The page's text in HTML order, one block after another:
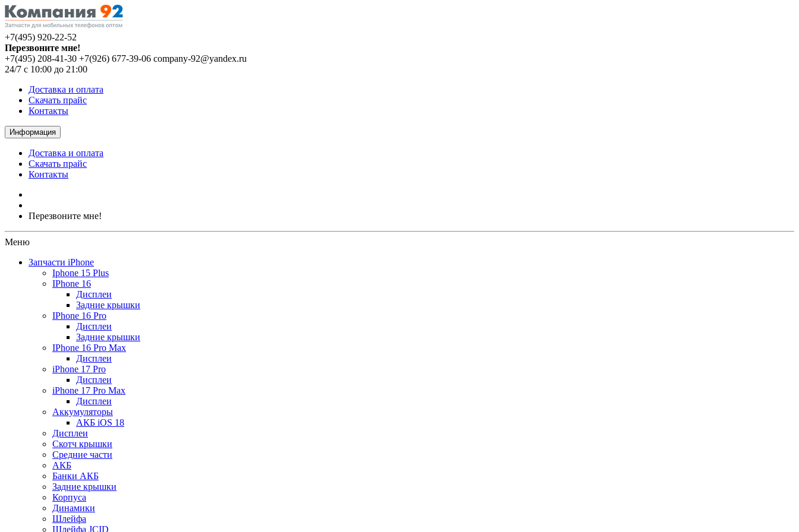
+7(495) 920-22-52
Перезвоните мне!
+7(495) 208-41-30 +7(926) 677-39-06 company-92@yandex.ru
24/7 с 10:00 до 21:00
Доставка и оплата
Скачать прайс
Контакты
Информация
Доставка и оплата
Скачать прайс
Контакты
Перезвоните мне!
Меню
Запчасти iPhone
Iphone 15 Plus
IPhone 16
Дисплеи
Задние крышки
IPhone 16 Pro
Дисплеи
Задние крышки
IPhone 16 Pro Max
Дисплеи
iPhone 17 Pro
Дисплеи
iPhone 17 Pro Max
Дисплеи
Аккумуляторы
АКБ iOS 18
Дисплеи
Скотч крышки
Средние части
АКБ
Банки АКБ
Задние крышки
Корпуса
Динамики
Шлейфа
Шлейфа JCID